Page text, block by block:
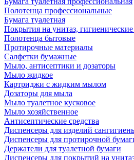
Полотенца профессиональные
Бумага туалетная
Покрытия на унитаз,
Полотенца бытовые
Протирочные материалы
Салфетки бумажные
Мыло, антисептики и дозаторы
Мыло жидкое
Картриджи с жидким мылом
Дозаторы для мыла
Мыло туалетное кусковое
Мыло хозяйственное
Антисептические средства
Диспенсеры для изделий
Диспенсеры для протирочной
Держатели для туалетной бумаги
Диспенсеры для покрытий на